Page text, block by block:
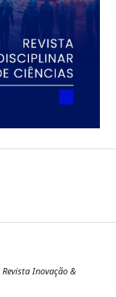
Revista Inovação &